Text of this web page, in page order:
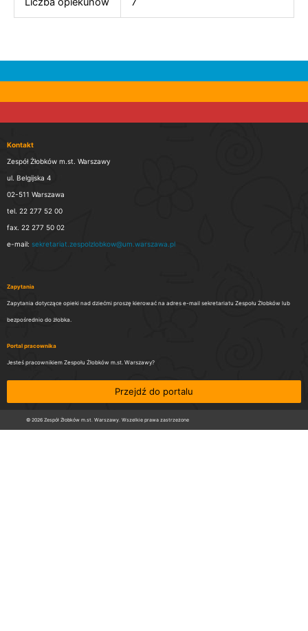
Kontakt
Zespół Żłobków m.st. Warszawy
ul. Belgijska 4
02-511 Warszawa
tel. 22 277 52 00
fax. 22 277 50 02
e-mail: sekretariat.zespolzlobkow@um.warszawa.pl
Zapytania
Zapytania dotyczące opieki nad dziećmi proszę kierować na adres e-mail sekretariatu Zespołu Żłobków lub
bezpośrednio do żłobka.
Portal pracownika
Jesteś pracownikiem Zespołu Żłobków m.st. Warszawy?
Przejdź do portalu
© 2026 Zespół Żłobków m.st. Warszawy. Wszelkie prawa zastrzeżone